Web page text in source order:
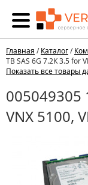
Главная /Каталог/
TB SAS 6G 7.2K 3.5 for
Показать все товары
005049305
VNX 5100,